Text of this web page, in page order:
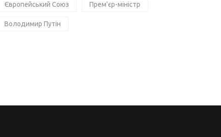
Європейський Союз Прем'єр-міністр
Володимир Путін